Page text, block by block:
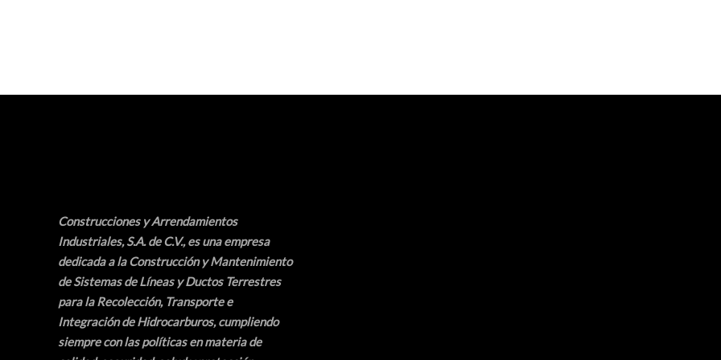
Construcciones y Arrendamientos
Industriales, S.A. de C.V., es una empresa
dedicada a la Construcción y Mantenimiento
de Sistemas de Líneas y Ductos Terrestres
para la Recolección, Transporte e
Integración de Hidrocarburos, cumpliendo
siempre con las políticas en materia de